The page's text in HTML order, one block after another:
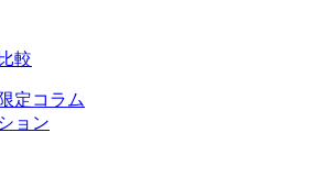
較
定コラム
ョン